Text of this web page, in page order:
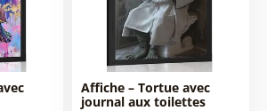
Affiche – Tortue avec
journal aux toilettes